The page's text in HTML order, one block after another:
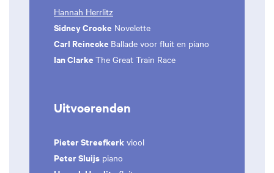
Hannah Herrlitz
Sidney Crooke Novelette
Carl Reinecke Ballade voor fluit en piano
Ian Clarke The Great Train Race
Uitvoerenden
Pieter Streefkerk viool
Peter Sluijs piano